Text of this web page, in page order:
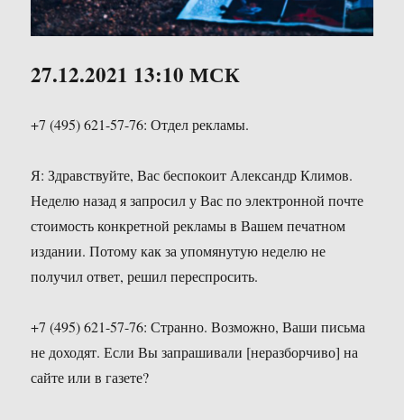
27.12.2021 13:10 МСК
+7 (495) 621-57-76: Отдел рекламы.
Я: Здравствуйте, Вас беспокоит Александр Климов.
Неделю назад я запросил у Вас по электронной почте
стоимость конкретной рекламы в Вашем печатном
издании. Потому как за упомянутую неделю не
получил ответ, решил переспросить.
+7 (495) 621-57-76: Странно. Возможно, Ваши письма
не доходят. Если Вы запрашивали [неразборчиво] на
сайте или в газете?